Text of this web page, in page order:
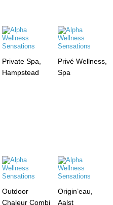
Private Spa,
Hampstead
Privé Wellness,
Spa
Outdoor
Chaleur Combi
Origin’eau,
Aalst